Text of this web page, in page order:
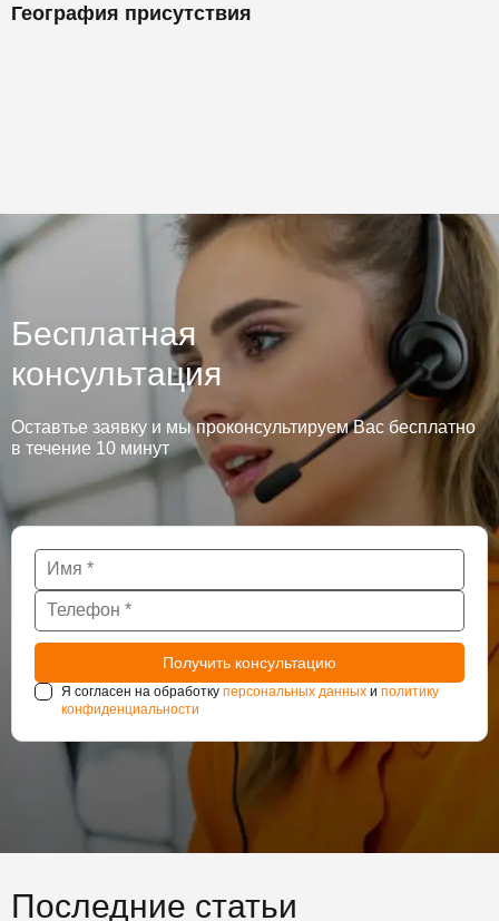
География присутствия
Бесплатная
консультация
Оставтье заявку и мы проконсультируем Вас бесплатно
в течение 10 минут
Я согласен на обработку персональных данных и политику
конфиденциальности
Последние статьи